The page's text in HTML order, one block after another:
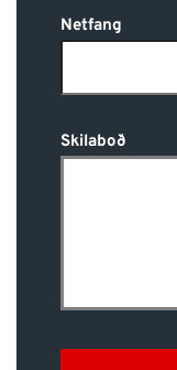
Netfang
Skilaboð